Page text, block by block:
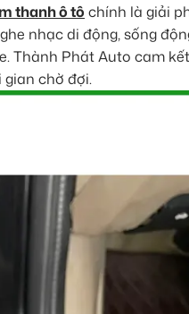
thanh ô tô chính là giải
nhạc di động, sống
Thành Phát Auto cam
chờ đợi.